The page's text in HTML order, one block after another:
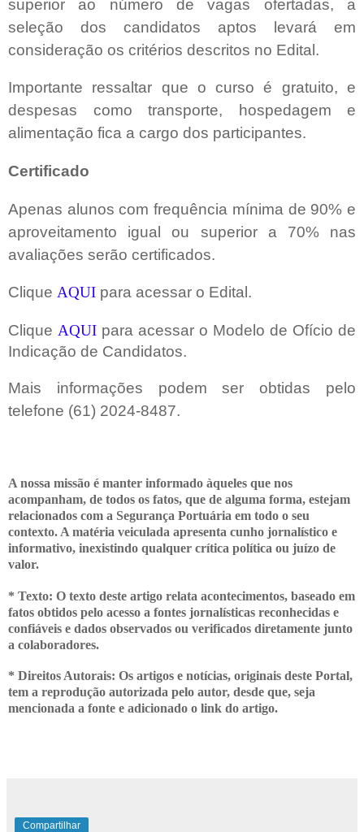
superior ao número de vagas ofertadas, a
seleção dos candidatos aptos levará em
consideração os critérios descritos no Edital.
Importante ressaltar que o curso é gratuito, e
despesas como transporte, hospedagem e
alimentação fica a cargo dos participantes.
Certificado
Apenas alunos com frequência mínima de 90% e
aproveitamento igual ou superior a 70% nas
avaliações serão certificados.
Clique AQUI para acessar o Edital.
Clique AQUI para acessar o Modelo de Ofício de
Indicação de Candidatos.
Mais informações podem ser obtidas pelo
telefone (61) 2024-8487.
A nossa missão é manter informado àqueles que nos
acompanham, de todos os fatos, que de alguma forma, estejam
relacionados com a Segurança Portuária em todo o seu
contexto. A matéria veiculada apresenta cunho jornalístico e
informativo, inexistindo qualquer crítica política ou juízo de
valor.
* Texto: O texto deste artigo relata acontecimentos, baseado em
fatos obtidos pelo acesso a fontes jornalísticas reconhecidas e
confiáveis e dados observados ou verificados diretamente junto
a colaboradores.
* Direitos Autorais: Os artigos e notícias, originais deste Portal,
tem a reprodução autorizada pelo autor, desde que, seja
mencionada a fonte e adicionado o link do artigo.
Compartilhar